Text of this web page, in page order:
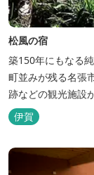
松風の宿
築150年にもなる
町並みが残る名張
跡などの観光施設
伊賀